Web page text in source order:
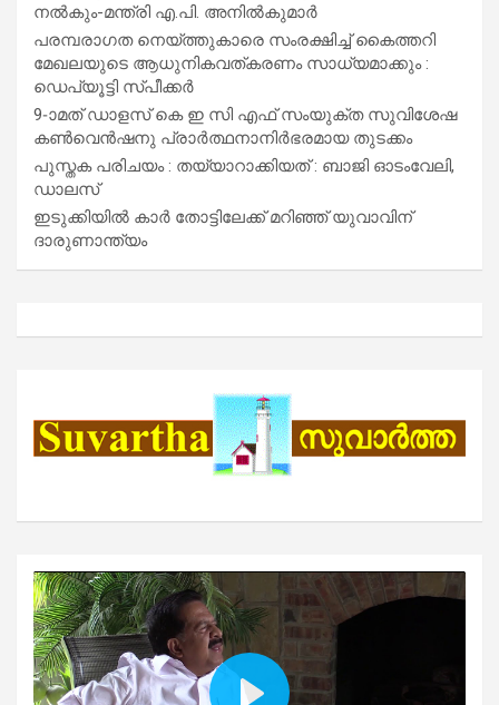
നൽകും-മന്ത്രി എ.പി. അനിൽകുമാർ
പരമ്പരാഗത നെയ്ത്തുകാരെ സംരക്ഷിച്ച് കൈത്തറി
മേഖലയുടെ ആധുനികവത്കരണം സാധ്യമാക്കും :
ഡെപ്യൂട്ടി സ്പീക്കർ
9-ാമത് ഡാളസ് കെ ഇ സി എഫ് സംയുക്ത സുവിശേഷ
കൺവെൻഷനു പ്രാർത്ഥനാനിർഭരമായ തുടക്കം
പുസ്തക പരിചയം : തയ്യാറാക്കിയത് : ബാജി ഓടംവേലി,
ഡാലസ്
ഇടുക്കിയിൽ കാർ തോട്ടിലേക്ക് മറിഞ്ഞ് യുവാവിന്
ദാരുണാന്ത്യം